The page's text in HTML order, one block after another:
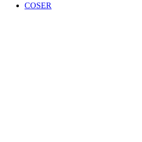
COSER